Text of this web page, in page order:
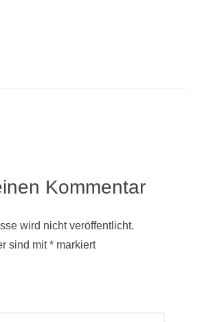
Kommentar
wird nicht veröffentlicht.
sind mit* markiert